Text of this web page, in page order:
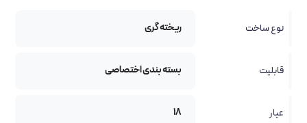
نوع ساخت ریخته گری
قابلیت بسته بندی اختصاصی
عیار 18